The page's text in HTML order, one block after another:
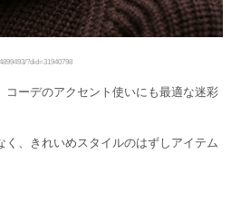
?did=31940798
コーデのアクセント使いにも最適な迷彩
く、きれいめスタイルのはずしアイテム